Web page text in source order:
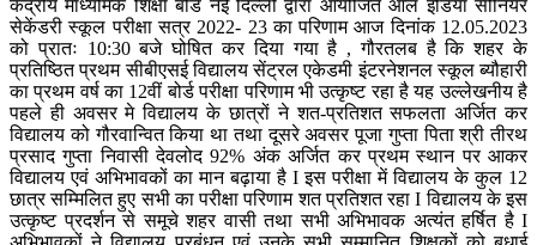
केंद्रीय माध्यमिक शिक्षा बोर्ड नई दिल्ली द्वारा आयोजित ऑल इंडिया सीनियर
सेकेंडरी स्कूल परीक्षा सत्र 2022- 23 का परिणाम आज दिनांक 12.05.2023
को प्रातः 10:30 बजे घोषित कर दिया गया है , गौरतलब है कि शहर के
प्रतिष्ठित प्रथम सीबीएसई विद्यालय सेंट्रल एकेडमी इंटरनेशनल स्कूल ब्यौहारी
का प्रथम वर्ष का 12वीं बोर्ड परीक्षा परिणाम भी उत्कृष्ट रहा है यह उल्लेखनीय है
पहले ही अवसर मे विद्यालय के छात्रों ने शत-प्रतिशत सफलता अर्जित कर
विद्यालय को गौरवान्वित किया था तथा दूसरे अवसर पूजा गुप्ता पिता श्री तीरथ
प्रसाद गुप्ता निवासी देवलोद 92% अंक अर्जित कर प्रथम स्थान पर आकर
विद्यालय एवं अभिभावकों का मान बढ़ाया है I इस परीक्षा में विद्यालय के कुल 12
छात्र सम्मिलित हुए सभी का परीक्षा परिणाम शत प्रतिशत रहा I विद्यालय के इस
उत्कृष्ट प्रदर्शन से समूचे शहर वासी तथा सभी अभिभावक अत्यंत हर्षित है I